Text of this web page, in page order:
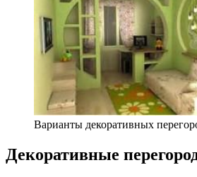
Варианты декоративных
Декоративные